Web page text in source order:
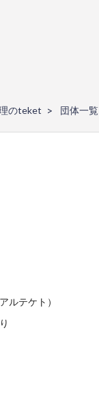
のteket 団体一覧
ルテケト）